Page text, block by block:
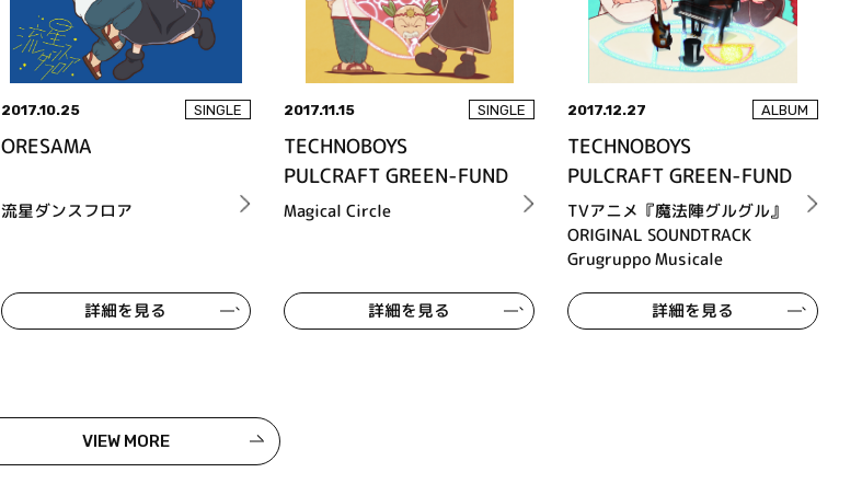
2017.10.25 SINGLE
ORESAMA
流星ダンスフロア
詳細を見る
2017.11.15 SINGLE
TECHNOBOYS
PULCRAFT GREEN-FUND
Magical Circle
詳細を見る
2017.12.27 ALBUM
TECHNOBOYS
PULCRAFT GREEN-FUND
TVアニメ『魔法陣グルグル』
ORIGINAL SOUNDTRACK
Grugruppo Musicale
詳細を見る
VIEW MORE